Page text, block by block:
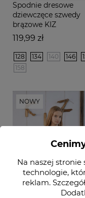
Spodnie dresowe
dziewczęce szwedy
brązowe KIZ
Cena
119,99 zł
128 134 140 146
158
NOWY
Na naszej
technologie,
reklam.